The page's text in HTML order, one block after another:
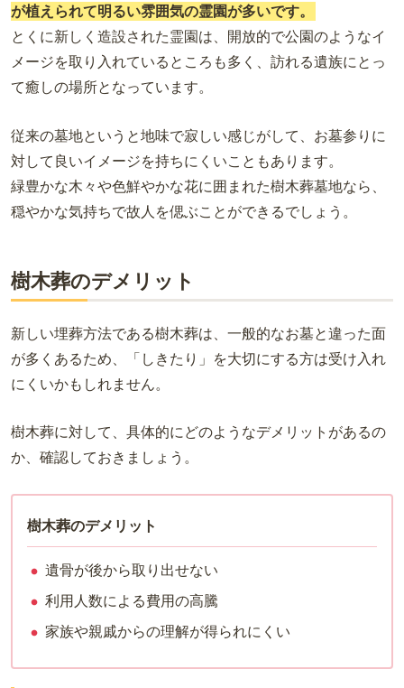
が植えられて明るい雰囲気の霊園が多いです。
とくに新しく造設された霊園は、開放的で公園のようなイ
メージを取り入れているところも多く、訪れる遺族にとっ
て癒しの場所となっています。
従来の墓地というと地味で寂しい感じがして、お墓参りに
対して良いイメージを持ちにくいこともあります。
緑豊かな木々や色鮮やかな花に囲まれた樹木葬墓地なら、
穏やかな気持ちで故人を偲ぶことができるでしょう。
樹木葬のデメリット
新しい埋葬方法である樹木葬は、一般的なお墓と違った面
が多くあるため、「しきたり」を大切にする方は受け入れ
にくいかもしれません。
樹木葬に対して、具体的にどのようなデメリットがあるの
か、確認しておきましょう。
樹木葬のデメリット
遺骨が後から取り出せない
利用人数による費用の高騰
家族や親戚からの理解が得られにくい